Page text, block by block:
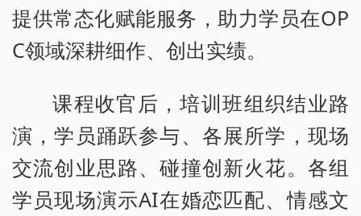
提供常态化赋能服务，助力学员在OP
C领域深耕细作、创出实绩。
课程收官后，培训班组织结业路
演，学员踊跃参与、各展所学，现场
交流创业思路、碰撞创新火花。各组
学员现场演示AI在婚恋匹配、情感文